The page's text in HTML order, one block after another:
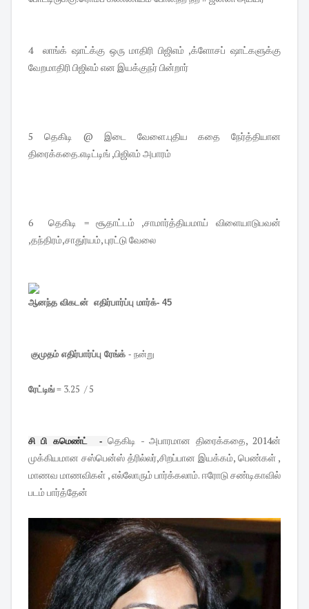
4 லாங்க் ஷாட்க்கு ஒரு மாதிரி பிஜிஎம் ,க்ளோசப் ஷாட்களுக்கு
வேறமாதிரி பிஜிஎம் என இயக்குநர் பின்றார்
5 தெகிடி @ இடை வேளை.புதிய கதை நேர்த்தியான
திரைக்கதை.எடிட்டிங் ,பிஜிஎம் அபாரம்
6 தெகிடி = சூதாட்டம் ,சாமார்த்தியமாய் விளையாடுபவன்
,தந்திரம்,சாதுர்யம், புரட்டு வேலை
ஆனந்த விகடன் எதிர்பார்ப்பு மார்க்- 45
குமுதம் எதிர்பார்ப்பு ரேங்க் - நன்று
ரேட்டிங்= 3.25 / 5
சி பி கமெண்ட்  - தெகிடி - அபாரமான திரைக்கதை, 2014ன்
முக்கியமான சஸ்பென்ஸ் த்ரில்லர்,சிறப்பான இயக்கம், பெண்கள் ,
மாணவ மாணவிகள் , எல்லோரும் பார்க்கலாம். ஈரோடு சண்டிகாவில்
படம் பார்த்தேன்